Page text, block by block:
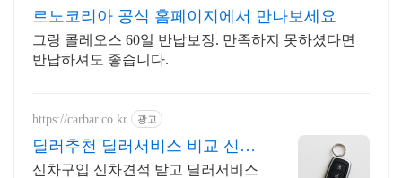
르노코리아 공식 홈페이지에서 만나보세요
그랑 콜레오스 60일 반납보장. 만족하지 못하셨다면
반납하셔도 좋습니다.
https://carbar.co.kr 광고
딜러추천 딜러서비스 비교 신차
패키지 현금지원 할인차량
신차구입 신차견적 받고 딜러서비스